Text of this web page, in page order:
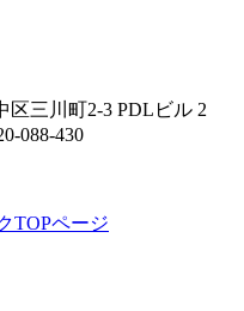
三川町2-3 PDLビル 2
088-430
TOPページ